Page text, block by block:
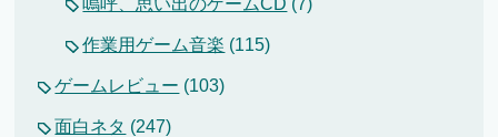
嗚呼、思い出のゲームCD (7)
作業用ゲーム音楽 (115)
ゲームレビュー (103)
面白ネタ (247)